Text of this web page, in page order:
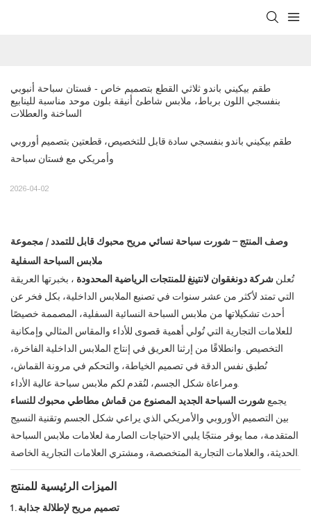
طقم بيكيني باندو ثلاثي القطع بتصميم خاص - فستان سباحة أنبوبي
بنفسجي اللون برباط، ملابس شاطئ أنيقة بلون موحد مناسبة للينابيع
الساخنة والعطلات
طقم بيكيني باندو بنفسجي سادة قابل للتخصيص، قطعتين بتصميم أوروبي
وأمريكي مع فستان سباحة
2026-04-02
وصف المنتج – شورت سباحة نسائي مريح محبوك قابل للتمدد / مجموعة
ملابس السباحة السفلية
تُعلن شركة دونغقوان لانتينغ للمنتجات الرياضية المحدودة ، بخبرتها العريقة
التي تمتد لأكثر من عشر سنوات في تصنيع الملابس الداخلية، بكل فخر عن
أحدث تشكيلاتها من ملابس السباحة النسائية السفلية، المصممة خصيصًا
للعلامات التجارية التي تُولي أهمية قصوى للأداء والمقاس المثالي وإمكانية
التخصيص. وانطلاقًا من إرثنا العريق في إنتاج الملابس الداخلية الفاخرة،
نُطبق نفس الدقة في تصميم الخياطة، والتحكم في مرونة القماش،
ومراعاة شكل الجسم، لنُقدم لكم ملابس سباحة عالية الأداء.
يجمعشورت السباحة الجديد المصنوع من قماش مطاطي محبوك للنساء
بين التصميم الأوروبي والأمريكي الذي يراعي شكل الجسم وتقنية النسيج
المتقدمة، مما يوفر منتجًا يلبي الاحتياجات الصارمة لعلامات ملابس السباحة
الحديثة، والعلامات التجارية المتخصصة، ومشتري العلامات التجارية الخاصة.
الميزات الرئيسية للمنتج
1. تصميم مريح لإطلالة جذابة